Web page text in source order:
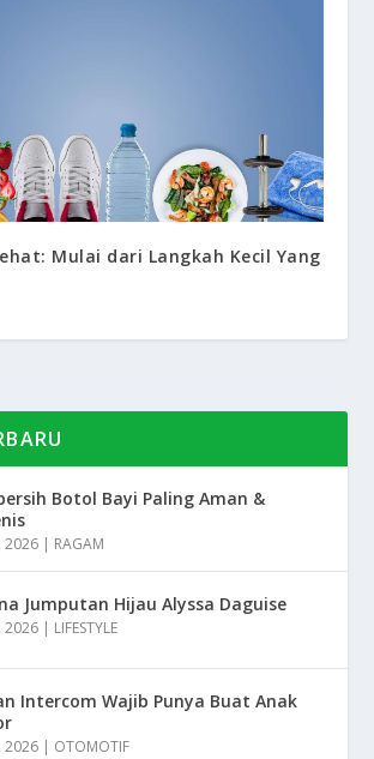
Mulai dari Langkah Kecil Yang
Botol Bayi Paling Aman &
2026 | RAGAM
Jumputan Hijau Alyssa Daguise
2026 | LIFESTYLE
Intercom Wajib Punya Buat Anak
2026 | OTOMOTIF